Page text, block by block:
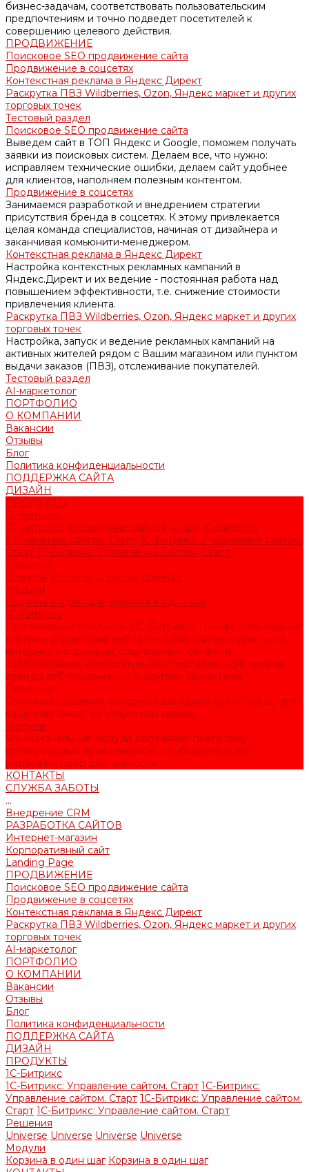
бизнес-задачам, соответствовать пользовательским
предпочтениям и точно подведет посетителей к
совершению целевого действия.
ПРОДВИЖЕНИЕ
Поисковое SEO продвижение сайта
Продвижение в соцсетях
Контекстная реклама в Яндекс Директ
Раскрутка ПВЗ Wildberries, Ozon, Яндекс маркет и других
торговых точек
Тестовый раздел
Поисковое SEO продвижение сайта
Выведем сайт в ТОП Яндекс и Google, поможем получать
заявки из поисковых систем. Делаем все, что нужно:
исправляем технические ошибки, делаем сайт удобнее
для клиентов, наполняем полезным контентом.
Продвижение в соцсетях
Занимаемся разработкой и внедрением стратегии
присутствия бренда в соцсетях. К этому привлекается
целая команда специалистов, начиная от дизайнера и
заканчивая комьюнити-менеджером.
Контекстная реклама в Яндекс Директ
Настройка контекстных рекламных кампаний в
Яндекс.Директ и их ведение - постоянная работа над
повышением эффективности, т.е. снижение стоимости
привлечения клиента.
Раскрутка ПВЗ Wildberries, Ozon, Яндекс маркет и других
торговых точек
Настройка, запуск и ведение рекламных кампаний на
активных жителей рядом с Вашим магазином или пунктом
выдачи заказов (ПВЗ), отслеживание покупателей.
Тестовый раздел
AI-маркетолог
ПОРТФОЛИО
О КОМПАНИИ
Вакансии
Отзывы
Блог
Политика конфиденциальности
ПОДДЕРЖКА САЙТА
ДИЗАЙН
ПРОДУКТЫ
1С-Битрикс
1С-Битрикс: Управление сайтом. Старт 1С-Битрикс:
Управление сайтом. Старт 1С-Битрикс: Управление сайтом.
Старт 1С-Битрикс: Управление сайтом. Старт
Решения
Universe Universe Universe Universe
Модули
Корзина в один шаг Корзина в один шаг
1С-Битрикс
Программные продукты «1С-Битрикс» - профессиональные
системы управления веб-проектами: сайтами компаний,
интернет-магазинами, социальными сетями и
сообществами, корпоративными порталами, системами
аренды веб-приложений и другими проектами.
Решения
Отличные решения, которые в выгодном свете представят
вашу компанию, ее услуги или товары
Модули
Функциональные модули дополняют платформу
превосходным функционалом, необходимым для
различных сфер деятельности.
КОНТАКТЫ
СЛУЖБА ЗАБОТЫ
...
Внедрение CRM
РАЗРАБОТКА САЙТОВ
Интернет-магазин
Корпоративный сайт
Landing Page
ПРОДВИЖЕНИЕ
Поисковое SEO продвижение сайта
Продвижение в соцсетях
Контекстная реклама в Яндекс Директ
Раскрутка ПВЗ Wildberries, Ozon, Яндекс маркет и других
торговых точек
AI-маркетолог
ПОРТФОЛИО
О КОМПАНИИ
Вакансии
Отзывы
Блог
Политика конфиденциальности
ПОДДЕРЖКА САЙТА
ДИЗАЙН
ПРОДУКТЫ
1С-Битрикс
1С-Битрикс: Управление сайтом. Старт 1С-Битрикс:
Управление сайтом. Старт 1С-Битрикс: Управление сайтом.
Старт 1С-Битрикс: Управление сайтом. Старт
Решения
Universe Universe Universe Universe
Модули
Корзина в один шаг Корзина в один шаг